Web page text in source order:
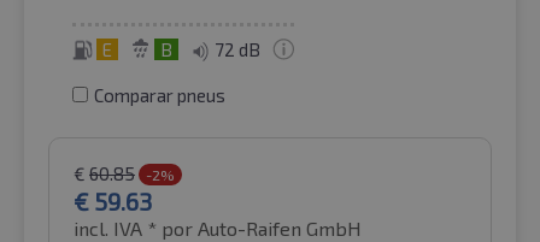
E B 72 dB
Comparar pneus
€ 60.85 -2%
€ 59.63
incl. IVA * por Auto-Raifen GmbH